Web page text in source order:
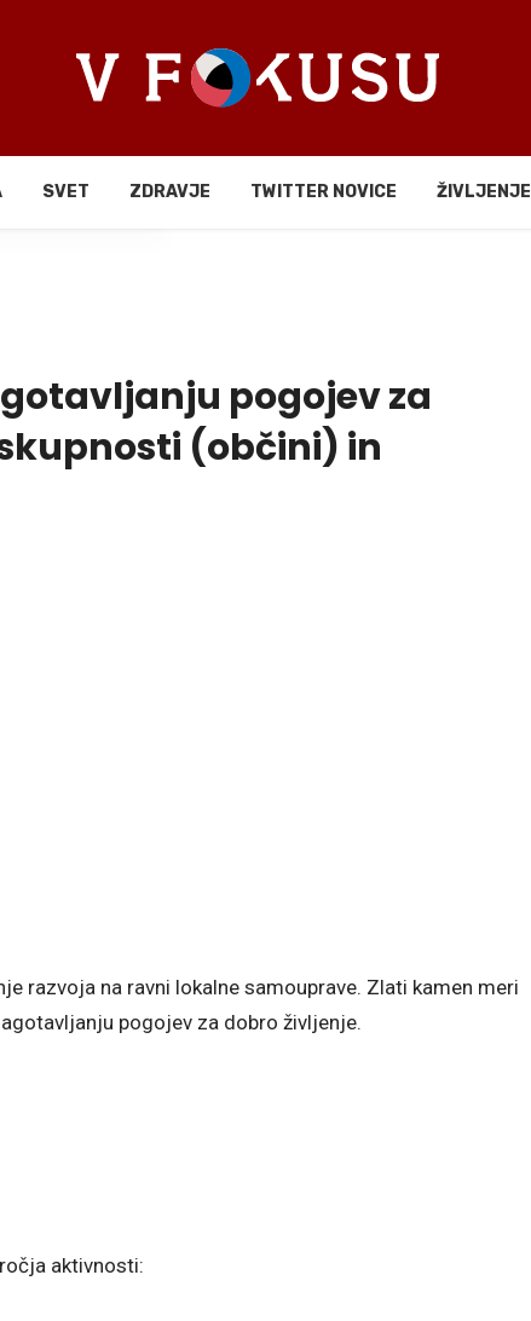
SVET ZDRAVJE TWITTER NOVICE ŽIVLJENJE
pogojev za
(občini) in
razvoja na ravni lokalne samouprave. Zlati kamen meri
pogojev za dobro življenje.
aktivnosti: